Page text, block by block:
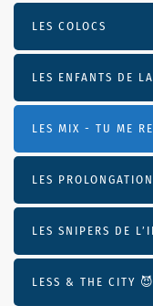
LES COLOCS
LES ENFANTS DE
LES MIX - TU ME
LES
LES SNIPERS DE
LESS & THE CITY 😈